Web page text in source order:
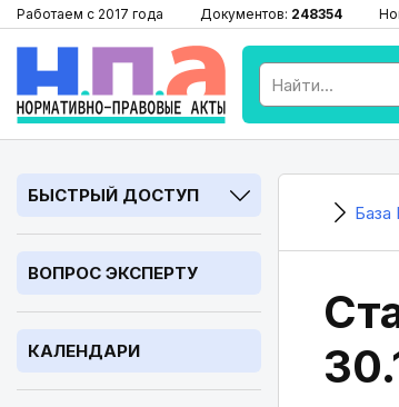
Работаем с 2017 года Документов: 248354
БЫСТРЫЙ ДОСТУП
ВОПРОС ЭКСПЕРТУ
КАЛЕНДАРИ